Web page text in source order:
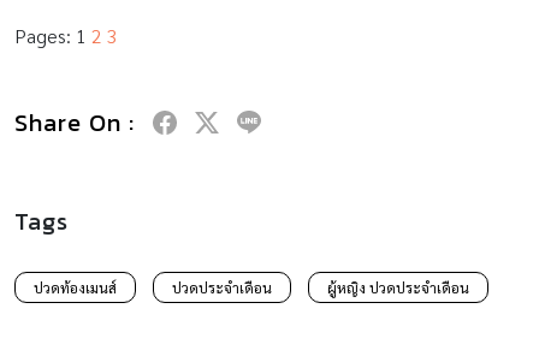
Pages: 1 2 3
Share On :
Tags
ปวดท้องเมนส์ ปวดประจำเดือน ผู้หญิง ปวดประจำเดือน